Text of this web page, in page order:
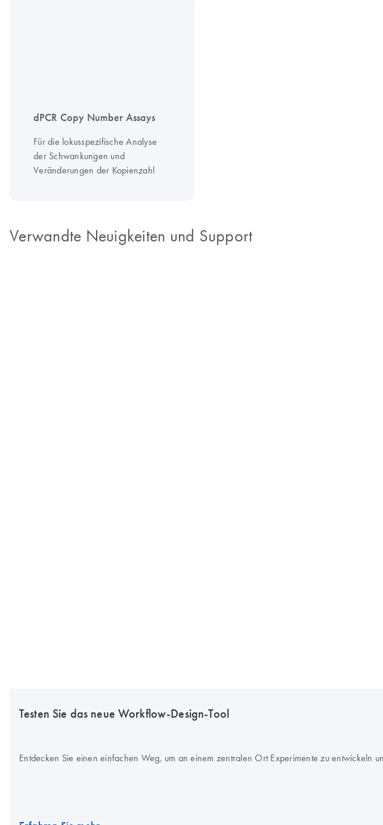
dPCR Copy Number Assays
Für die lokusspezifische Analyse
der Schwankungen und
Veränderungen der Kopienzahl
Verwandte Neuigkeiten und Support
Testen Sie das neue Workflow-Design-Tool
Entdecken Sie einen einfachen Weg, um an einem zentralen Ort Experimente zu entwickeln